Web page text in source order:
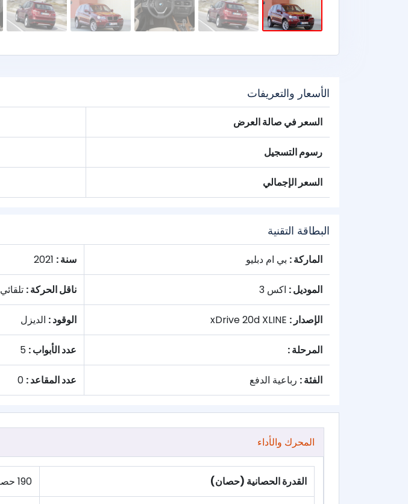
الأسعار والتعريفات
السعر في صالة العرض
رسوم التسجيل
السعر الإجمالي
البطاقة التقنية
الماركة : بي ام دبليو سنة :
الموديل : اكس 3 ناقل الحركة : تلقائي
الإصدار : الوقود : الديزل
المرحلة : عدد الأبواب :
الفئة : رباعية الدفع عدد المقاعد :
المحرك والأداء
القدرة الحصانية (حصان) 190 حصان